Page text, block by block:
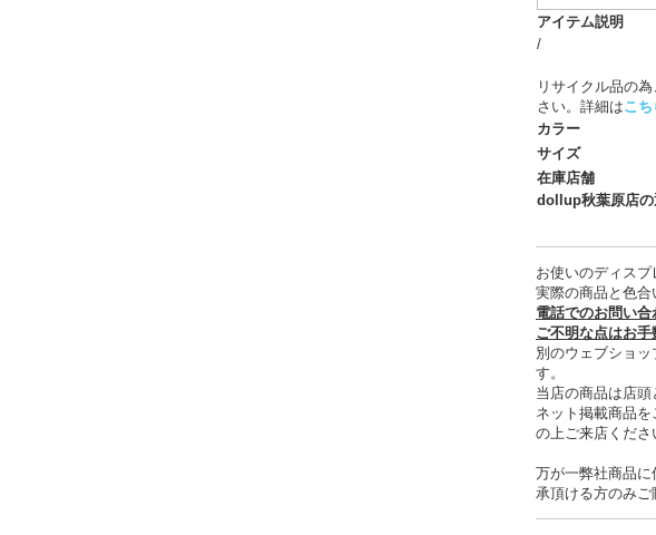
アイテム説明
/
リサイクル品の
さい。詳細はこち
カラー
サイズ
在庫店舗
dollup秋葉原店の
お使いのディスプ
実際の商品と色合
電話でのお問い合
ご不明な点はお手
別のウェブショ
す。
当店の商品は店頭
ネット掲載商品
の上ご来店くださ
万が一弊社商品
承頂ける方のみご